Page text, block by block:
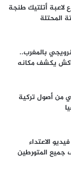
لاعبة أتلتيك طنجة
المحتلة
بالمغرب..
يكشف مكانه
من أصول تركية
الاعتداء
جميع المتورطين